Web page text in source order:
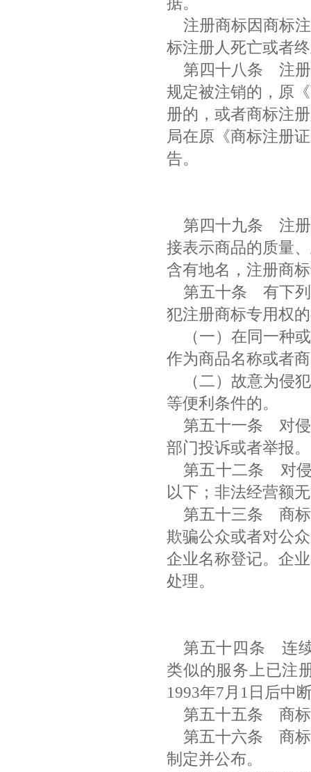
注册商标因商标
标注册人死亡或者
第四十八条 注册
规定被注销的，原
册的，或者商标注
局在原《商标注册
告。
第四十九条 注册
接表示商品的质量
含有地名，注册商
第五十条 有下列
犯注册商标专用权
（一）在同一种
作为商品名称或者
（二）故意为侵
等便利条件的。
第五十一条 对侵
部门投诉或者举报
第五十二条 对侵
以下；非法经营额
第五十三条 商标
欺骗公众或者对公
企业名称登记。企
处理。
第五十四条 连续
类似的服务上已注
1993年7月1日后中
第五十五条 商标
第五十六条 商标
制定并公布。